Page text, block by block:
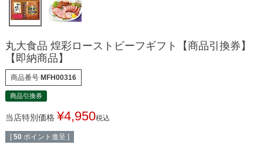
丸大食品 煌彩ローストビーフギフト【商品引換券】
【即納商品】
商品番号 MFH00316
商品引換券
当店特別価格 ¥4,950税込
[ 50 ポイント進呈 ]